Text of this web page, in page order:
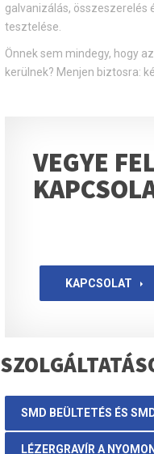
galvanizálás, összeszerelés
tesztelése.
Önnek sem mindegy, hogy
kerülnek? Menjen biztosra:
VEGYE
KAPCSOLAT
SMD BEÜLTETÉS ÉS
LÉZERGRAVÍR A